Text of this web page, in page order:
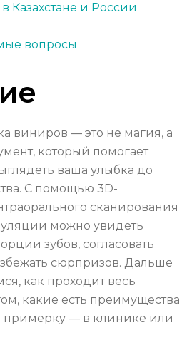
Казахстане и России
вопросы
виниров — это не магия, а
который помогает
ваша улыбка до
С помощью 3D-
сканирования
можно увидеть
зубов, согласовать
сюрпризов. Дальше
как проходит весь
какие есть преимущества
примерку — в клинике или